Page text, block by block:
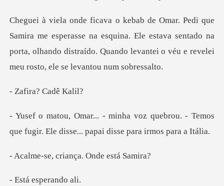
asse na esquina. Ele estava sentado na
porta, olhando distraído. Quan
a? Cadê
uebrou. - Temos
que fugir. Ele disse..
criança. Onde
esperan